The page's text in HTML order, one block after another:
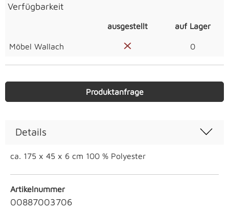
Verfügbarkeit
ausgestellt auf Lager
Möbel Wallach 0
Produktanfrage
Details
ca. 175 x 45 x 6 cm 100 % Polyester
Artikelnummer
00887003706